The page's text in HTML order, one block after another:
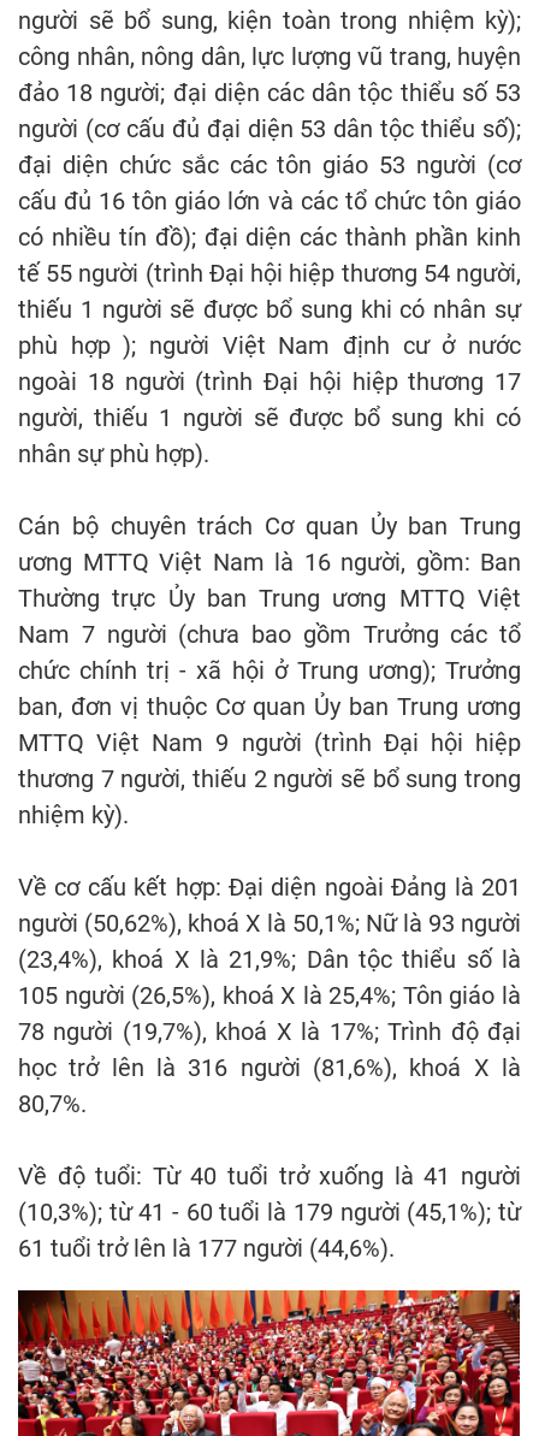
người sẽ bổ sung, kiện toàn trong nhiệm kỳ);
công nhân, nông dân, lực lượng vũ trang, huyện
đảo 18 người; đại diện các dân tộc thiểu số 53
người (cơ cấu đủ đại diện 53 dân tộc thiểu số);
đại diện chức sắc các tôn giáo 53 người (cơ
cấu đủ 16 tôn giáo lớn và các tổ chức tôn giáo
có nhiều tín đồ); đại diện các thành phần kinh
tế 55 người (trình Đại hội hiệp thương 54 người,
thiếu 1 người sẽ được bổ sung khi có nhân sự
phù hợp ); người Việt Nam định cư ở nước
ngoài 18 người (trình Đại hội hiệp thương 17
người, thiếu 1 người sẽ được bổ sung khi có
nhân sự phù hợp).
Cán bộ chuyên trách Cơ quan Ủy ban Trung
ương MTTQ Việt Nam là 16 người, gồm: Ban
Thường trực Ủy ban Trung ương MTTQ Việt
Nam 7 người (chưa bao gồm Trưởng các tổ
chức chính trị - xã hội ở Trung ương); Trưởng
ban, đơn vị thuộc Cơ quan Ủy ban Trung ương
MTTQ Việt Nam 9 người (trình Đại hội hiệp
thương 7 người, thiếu 2 người sẽ bổ sung trong
nhiệm kỳ).
Về cơ cấu kết hợp: Đại diện ngoài Đảng là 201
người (50,62%), khoá X là 50,1%; Nữ là 93 người
(23,4%), khoá X là 21,9%; Dân tộc thiểu số là
105 người (26,5%), khoá X là 25,4%; Tôn giáo là
78 người (19,7%), khoá X là 17%; Trình độ đại
học trở lên là 316 người (81,6%), khoá X là
80,7%.
Về độ tuổi: Từ 40 tuổi trở xuống là 41 người
(10,3%); từ 41 - 60 tuổi là 179 người (45,1%); từ
61 tuổi trở lên là 177 người (44,6%).